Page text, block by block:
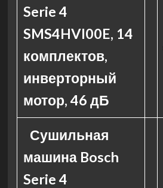
Serie 4
SMS4HVI00E, 14
комплектов,
инверторный
мотор, 46 дБ
Сушильная
машина Bosch
Serie 4